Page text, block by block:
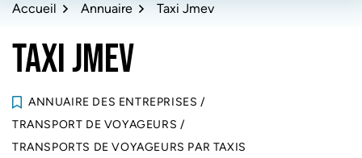
Accueil Annuaire Taxi Jmev
TAXI JMEV
ANNUAIRE DES ENTREPRISES /
TRANSPORT DE VOYAGEURS /
TRANSPORTS DE VOYAGEURS PAR TAXIS